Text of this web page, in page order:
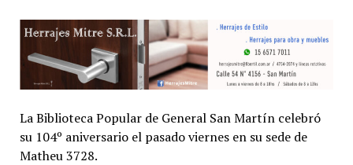
La Biblioteca Popular de General San Martín celebró
su 104º aniversario el pasado viernes en su sede de
Matheu 3728.